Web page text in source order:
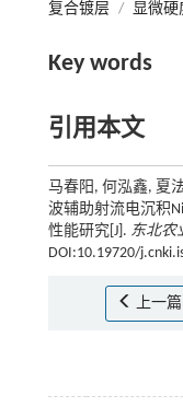
复合镀层 / 显微硬
Key words
引用本文
马春阳, 何泓鑫, 夏
波辅助射流电沉积
性能研究[J]. 东北农
DOI:10.19720/
上一篇